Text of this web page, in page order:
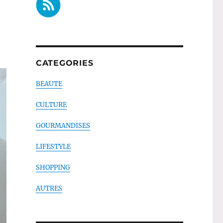
CATEGORIES
BEAUTE
CULTURE
GOURMANDISES
LIFESTYLE
SHOPPING
AUTRES